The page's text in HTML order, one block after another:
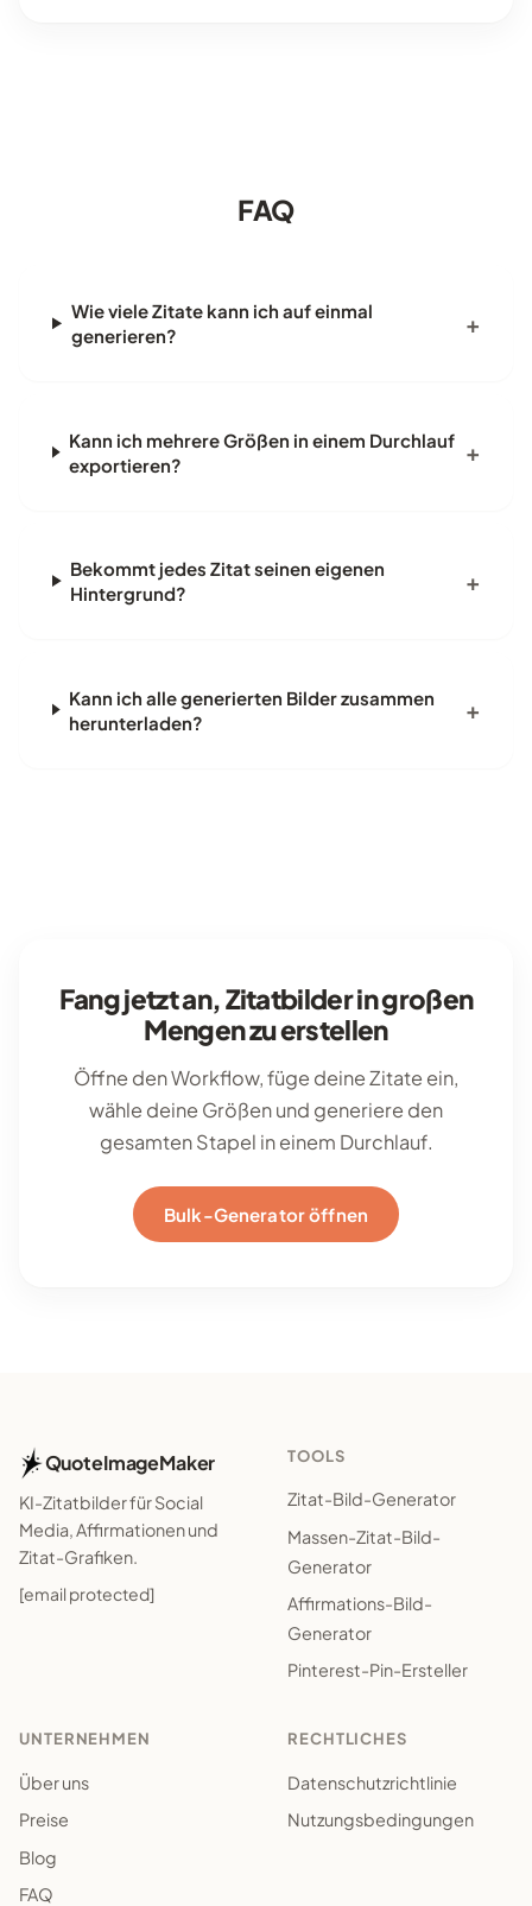
FAQ
Wie viele Zitate kann ich auf einmal
generieren?
Kann ich mehrere Größen in einem Durchlauf
exportieren?
Bekommt jedes Zitat seinen eigenen
Hintergrund?
Kann ich alle generierten Bilder zusammen
herunterladen?
Fang jetzt an, Zitatbilder in großen
Mengen zu erstellen
Öffne den Workflow, füge deine Zitate ein,
wähle deine Größen und generiere den
gesamten Stapel in einem Durchlauf.
Bulk-Generator öffnen
QuoteImageMaker
KI-Zitatbilder für Social
Media, Affirmationen und
Zitat-Grafiken.
[email protected]
TOOLS
Zitat-Bild-Generator
Massen-Zitat-Bild-
Generator
Affirmations-Bild-
Generator
Pinterest-Pin-Ersteller
UNTERNEHMEN
Über uns
Preise
Blog
FAQ
RECHTLICHES
Datenschutzrichtlinie
Nutzungsbedingungen